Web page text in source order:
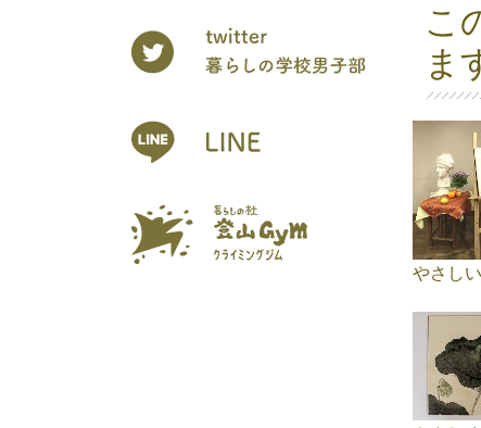
こ
ま
やさし